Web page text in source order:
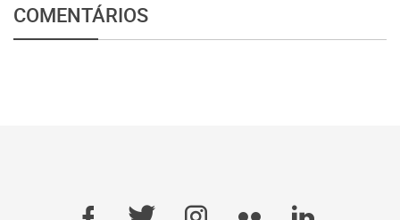
COMENTÁRIOS